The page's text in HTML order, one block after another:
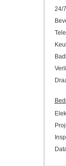
24/